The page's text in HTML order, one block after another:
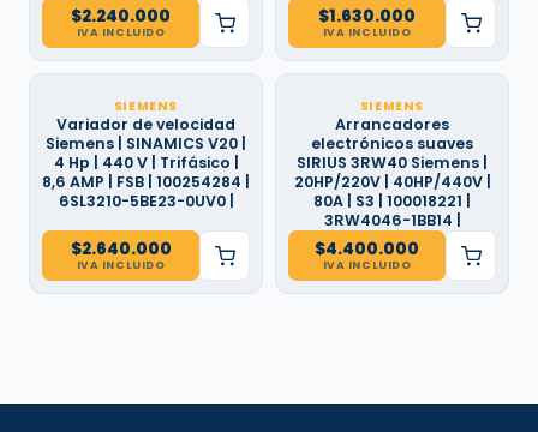
$2.240.000
IVA INCLUIDO
$1.630.000
IVA INCLUIDO
SIEMENS
Variador de velocidad
Siemens | SINAMICS V20 |
4 Hp | 440 V | Trifásico |
8,6 AMP | FSB | 100254284 |
6SL3210-5BE23-0UV0 |
$2.640.000
IVA INCLUIDO
SIEMENS
Arrancadores
electrónicos suaves
SIRIUS 3RW40 Siemens |
20HP/220V | 40HP/440V |
80A | S3 | 100018221 |
3RW4046-1BB14 |
$4.400.000
IVA INCLUIDO